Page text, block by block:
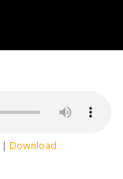
| Download